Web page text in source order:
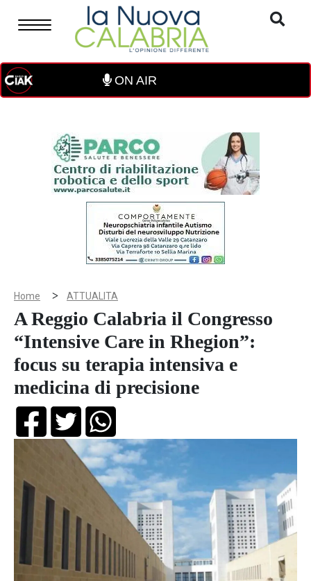
ON AIR
Home > ATTUALITA
A Reggio Calabria il Congresso
“Intensive Care in Rhegion”:
focus su terapia intensiva e
medicina di precisione